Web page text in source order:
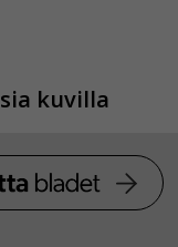
kuvilla